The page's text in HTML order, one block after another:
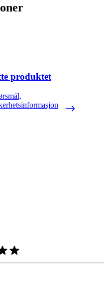
produktet
og overholder
og stjernevurdering er